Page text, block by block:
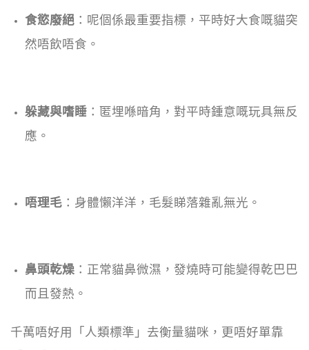
食慾廢絕：呢個係最重要指標，平時好大食嘅貓突
然唔飲唔食。
躲藏與嗜睡：匿埋喺暗角，對平時鍾意嘅玩具無反
應。
唔理毛：身體懶洋洋，毛髮睇落雜亂無光。
鼻頭乾燥：正常貓鼻微濕，發燒時可能變得乾巴巴
而且發熱。
千萬唔好用「人類標準」去衡量貓咪，更唔好單靠